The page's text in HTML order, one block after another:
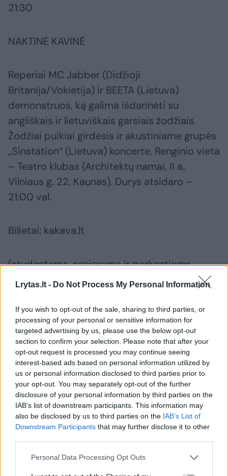
Lrytas.lt - Do Not Process My Personal Information
If you wish to opt-out of the sale, sharing to third parties, or
processing of your personal or sensitive information for
targeted advertising by us, please use the below opt-out
section to confirm your selection. Please note that after your
opt-out request is processed you may continue seeing
interest-based ads based on personal information utilized by
us or personal information disclosed to third parties prior to
your opt-out. You may separately opt-out of the further
disclosure of your personal information by third parties on the
IAB’s list of downstream participants. This information may
also be disclosed by us to third parties on the IAB’s List of
Downstream Participants that may further disclose it to other
Personal Data Processing Opt Outs
21:30
NAKTINĖ KAVINĖ
Reperiai MC Jabber (Didžioji
Britanija/Vokietija) ir BEETA (Lietuva)
demonstruos, ką galima išdarinėti su
angliškais ir lietuviškais garsiais žodžiais.
Žodžiai puikiai girdėsis ir akustiniame grupės
„Sinstation“ (Lietuva) koncerte. Renginio vieta
– Teatro klubas (Architektų namai, II a.,
Vilniaus g. 22, Kaunas). Durys atsidaro –
21:00 val.
Bilietai: kakava.lt
(studentams, senjorams ir perkantiems
daugiau nei 7 bilietus taikoma nuolaida)
SEKMADIENIS, GEGUŽĖS 14 D.
12:00
PUSPIEČIAI OFFLINE
Ramus brančas su gera knyga bendraminčių
kompanijoje. Renginio vieta – Kultūros baras
„Godo“ (Laisvės al. 89–1D) .